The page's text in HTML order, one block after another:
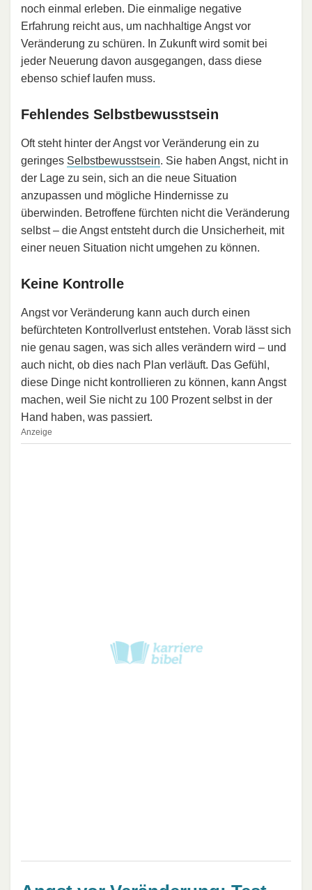
noch einmal erleben. Die einmalige negative
Erfahrung reicht aus, um nachhaltige Angst vor
Veränderung zu schüren. In Zukunft wird somit bei
jeder Neuerung davon ausgegangen, dass diese
ebenso schief laufen muss.
Fehlendes Selbstbewusstsein
Oft steht hinter der Angst vor Veränderung ein zu
geringes Selbstbewusstsein. Sie haben Angst, nicht in
der Lage zu sein, sich an die neue Situation
anzupassen und mögliche Hindernisse zu
überwinden. Betroffene fürchten nicht die Veränderung
selbst – die Angst entsteht durch die Unsicherheit, mit
einer neuen Situation nicht umgehen zu können.
Keine Kontrolle
Angst vor Veränderung kann auch durch einen
befürchteten Kontrollverlust entstehen. Vorab lässt sich
nie genau sagen, was sich alles verändern wird – und
auch nicht, ob dies nach Plan verläuft. Das Gefühl,
diese Dinge nicht kontrollieren zu können, kann Angst
machen, weil Sie nicht zu 100 Prozent selbst in der
Hand haben, was passiert.
Anzeige